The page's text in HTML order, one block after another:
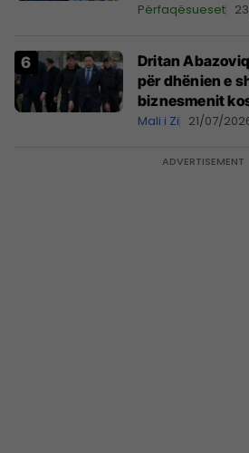
Përfaqësueset
Dritan
për dhënien e
biznesmenit
Mali i Zi 21/07/